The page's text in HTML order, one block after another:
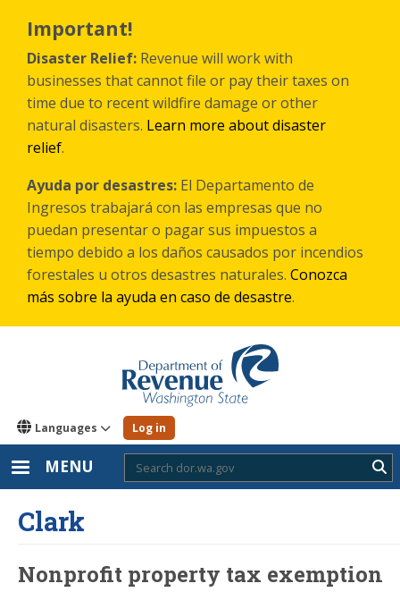
main
content
Important!
Disaster Relief: Revenue will work with
businesses that cannot file or pay their taxes on
time due to recent wildfire damage or other
natural disasters. Learn more about disaster
relief.
Ayuda por desastres: El Departamento de
Ingresos trabajará con las empresas que no
puedan presentar o pagar sus impuestos a
tiempo debido a los daños causados por incendios
forestales u otros desastres naturales. Conozca
más sobre la ayuda en caso de desastre.
Languages Log in
MENU
Clark
Nonprofit property tax exemption